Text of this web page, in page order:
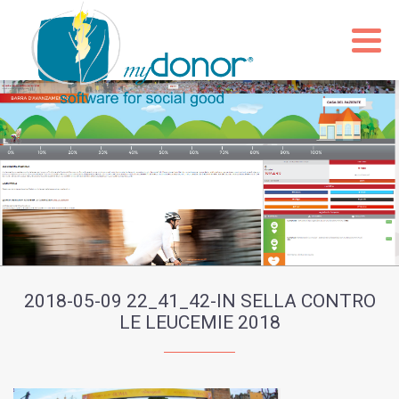
2018-05-09 22_41_42-IN SELLA CONTRO
LE LEUCEMIE 2018